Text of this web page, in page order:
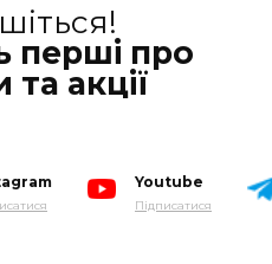
перші про
акції
Youtube
Підписатися